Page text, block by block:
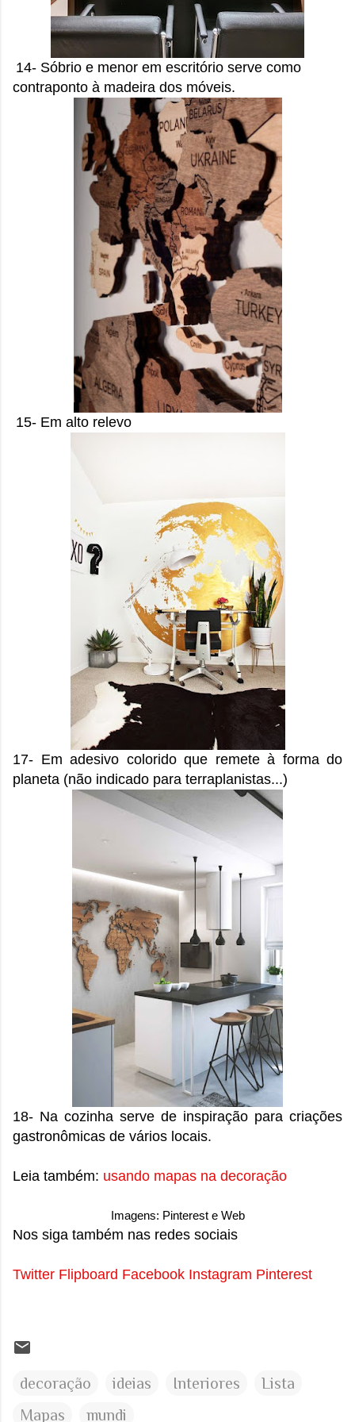
14- Sóbrio e menor em escritório serve como
contraponto à madeira dos móveis.
15- Em alto relevo
17- Em adesivo colorido que remete à forma do
planeta (não indicado para terraplanistas...)
18- Na cozinha serve de inspiração para criações
gastronômicas de vários locais.
Leia também: usando mapas na decoração
Imagens: Pinterest e Web
Nos siga também nas redes sociais
Twitter Flipboard Facebook Instagram Pinterest
decoração ideias Interiores
Lista
Mapas
mundi